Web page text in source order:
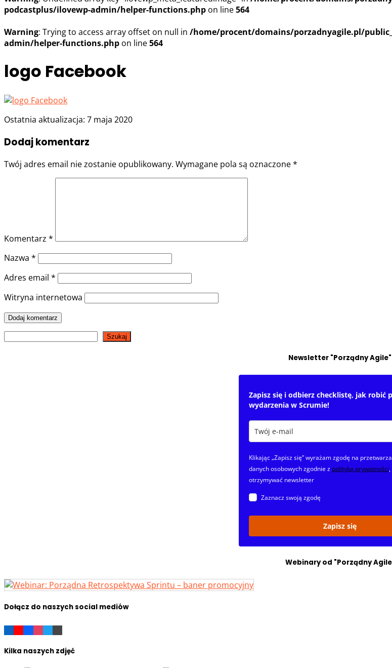
podcastplus/ilovewp-admin/helper-functions.php on line564
Warning: Trying to access array offset on null in /home/procent/domains/porzadnyagile.pl/
admin/helper-functions.php on line564
logo Facebook
Ostatnia aktualizacja: 7 maja 2020
Dodaj komentarz
Twój adres email nie zostanie opublikowany. Wymagane pola są oznaczone*
Komentarz *
Nazwa *
Adres email *
Witryna internetowa
Szukaj
Newsletter "Porządny Agile"
Zapisz się i odbierz checklistę, jak robić
wydarzenia w Scrumie!
Klikając „Zapisz się” wyrażam zgodę na
danych osobowych zgodnie z polityką prywatności
otrzymywać newsletter
Zaznacz swoją zgodę
Zapisz się
Webinary od "Porządny
Dołącz do naszych social mediów
Kilka naszych zdjęć